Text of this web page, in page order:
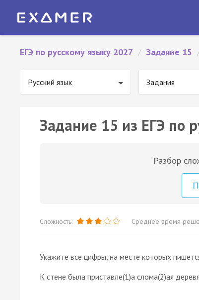
ЕГЭ по русскому языку 2027 / Задание 15
Русский язык Задания
Задание 15 из ЕГЭ по
Разбор
Сложность: Среднее время
Укажите все цифры, на месте которых
К стене была приставле(1)а слома(2)ая